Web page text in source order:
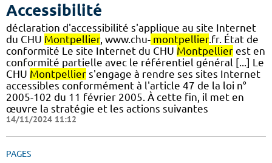
Accessibilité
déclaration d'accessibilité s'applique au site Internet
du CHU Montpellier, www.chu- montpellier.fr. État de
conformité Le site Internet du CHU Montpellier est en
conformité partielle avec le référentiel général [...] Le
CHU Montpellier s'engage à rendre ses sites Internet
accessibles conformément à l'article 47 de la loi n°
2005-102 du 11 février 2005. À cette fin, il met en
œuvre la stratégie et les actions suivantes
14/11/2024 11:12
PAGES